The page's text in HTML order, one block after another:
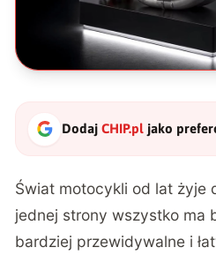
DodajCHIP.pl jako
Świat motocykli od lat żyje
jednej strony wszystko ma
bardziej przewidywalne i